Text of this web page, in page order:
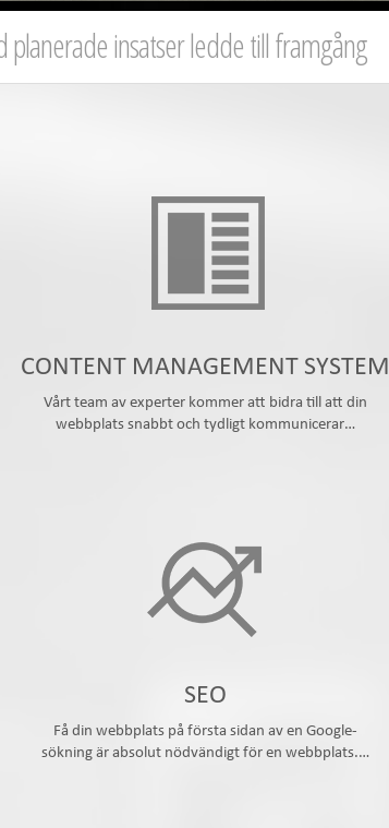
insatser ledde till framgång
CONTENT MANAGEMENT SYSTEM
Vårt team av experter kommer att bidra till att din
webbplats snabbt och tydligt kommunicerar…
SEO
Få din webbplats på första sidan av en Google-
sökning är absolut nödvändigt för en webbplats.…